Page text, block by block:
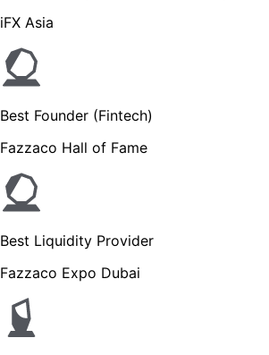
iFX Asia
Best Founder (Fintech)
Fazzaco Hall of Fame
Best Liquidity Provider
Fazzaco Expo Dubai